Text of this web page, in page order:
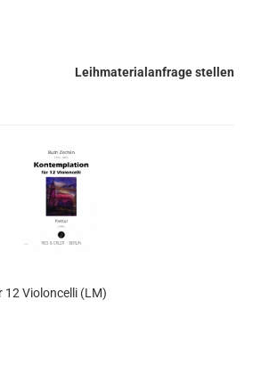
Leihmaterialanfrage stellen
Violoncelli (LM)